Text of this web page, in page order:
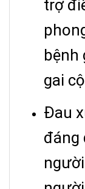
trợ
bệnh
gai
Đau
đáng